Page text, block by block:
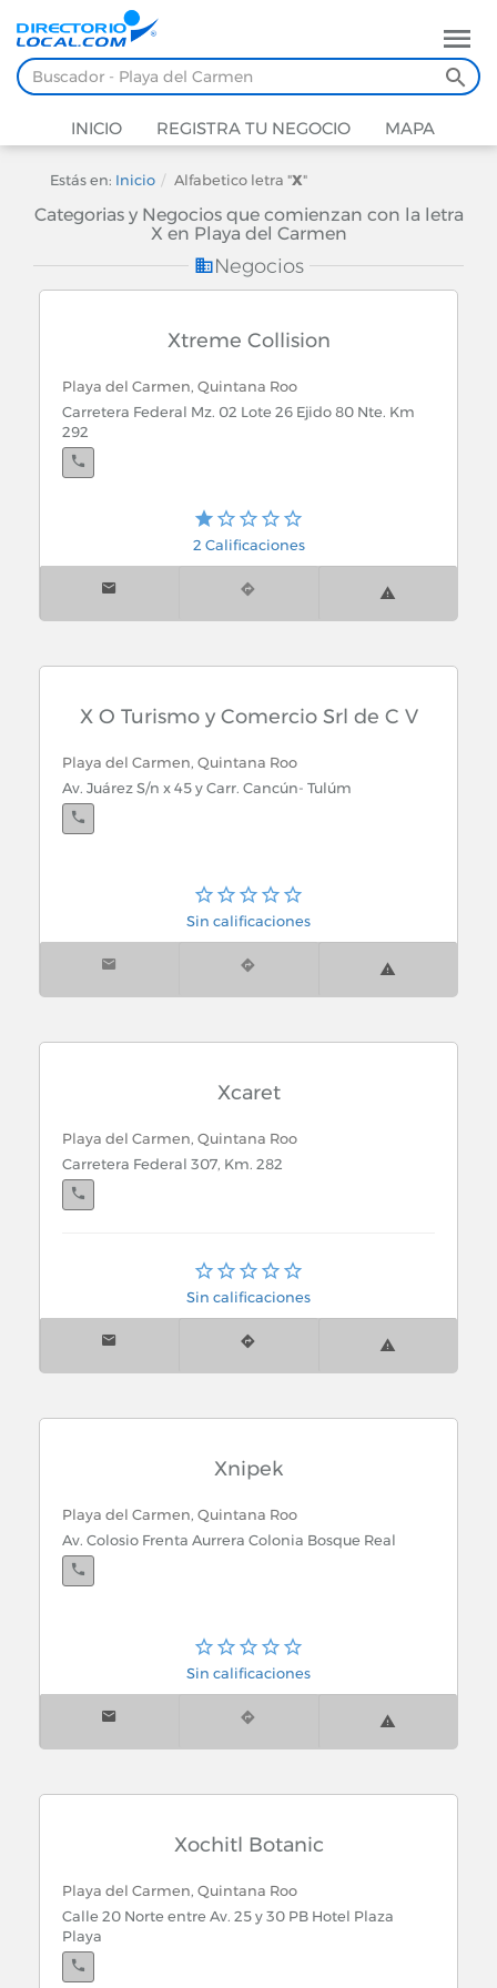
INICIO REGISTRA TU NEGOCIO MAPA
Estás en: Inicio Alfabetico letra "X"
Categorias y Negocios que comienzan con la letra
X en Playa del Carmen
Negocios
Xtreme Collision
Playa del Carmen, Quintana Roo
Carretera Federal Mz. 02 Lote 26 Ejido 80 Nte. Km
292
2 Calificaciones
X O Turismo y Comercio Srl de C V
Playa del Carmen, Quintana Roo
Av. Juárez S/n x 45 y Carr. Cancún- Tulúm
Sin calificaciones
Xcaret
Playa del Carmen, Quintana Roo
Carretera Federal 307, Km. 282
Cancún, Quintana Roo
Av. Tulum # 290 Sm. 8 Mza 3 Lt 2 Esq. con Blvd.
Sin calificaciones
Xnipek
Playa del Carmen, Quintana Roo
Av. Colosio Frenta Aurrera Colonia Bosque Real
Sin calificaciones
Xochitl Botanic
Playa del Carmen, Quintana Roo
Calle 20 Norte entre Av. 25 y 30 PB Hotel Plaza
Playa